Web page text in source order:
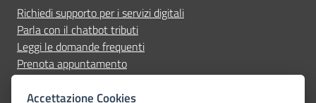
Richiedi supporto per i servizi digitali
Parla con il chatbot tributi
Leggi le domande frequenti
Prenota appuntamento
Segnala disservizio
Accettazione Cookies